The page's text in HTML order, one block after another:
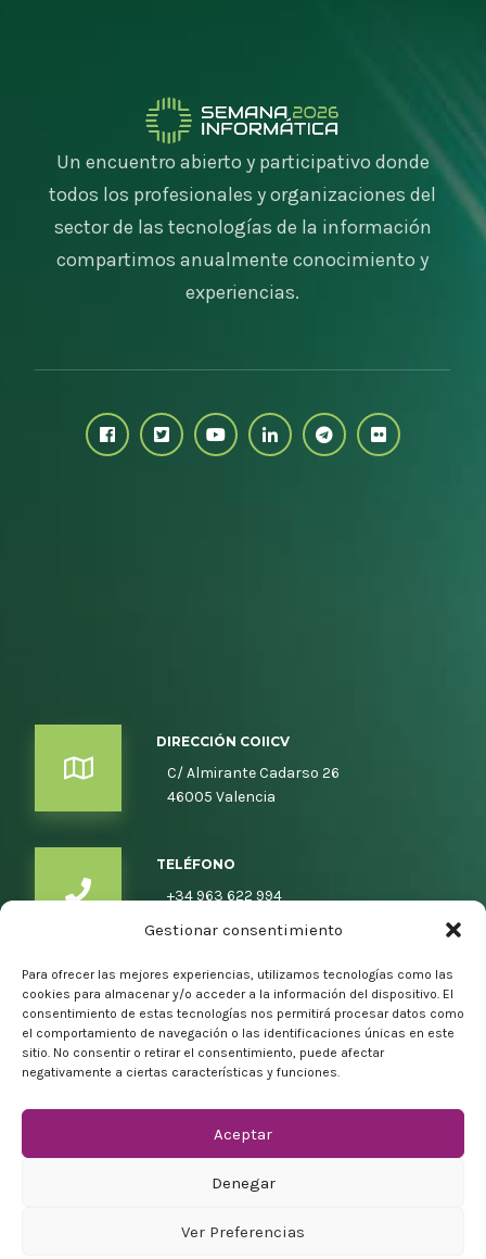
Gestionar consentimiento
Para ofrecer las mejores experiencias, utilizamos tecnologías como las
cookies para almacenar y/o acceder a la información del dispositivo. El
consentimiento de estas tecnologías nos permitirá procesar datos como
el comportamiento de navegación o las identificaciones únicas en este
sitio. No consentir o retirar el consentimiento, puede afectar
negativamente a ciertas características y funciones.
Aceptar
Denegar
Ver Preferencias
Un encuentro abierto y participativo donde
todos los profesionales y organizaciones del
sector de las tecnologías de la información
compartimos anualmente conocimiento y
experiencias.
DIRECCIÓN COIICV
C/ Almirante Cadarso 26
46005 Valencia
TELÉFONO
+34 963 622 994
EMAIL
info@semanainformatica.com